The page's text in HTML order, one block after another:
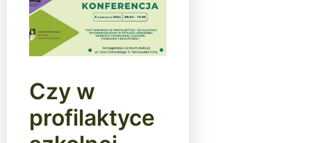
Czy w
profilaktyce